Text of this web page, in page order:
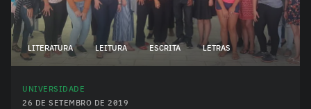
LITERATURA LEITURA ESCRITA LETRAS
UNIVERSIDADE
26 DE SETEMBRO DE 2019